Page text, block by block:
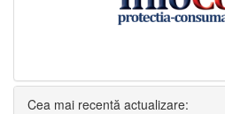
Cea mai recentă actualizare: